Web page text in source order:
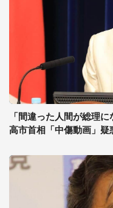
「間違った人間が総理
高市首相「中傷動画」疑